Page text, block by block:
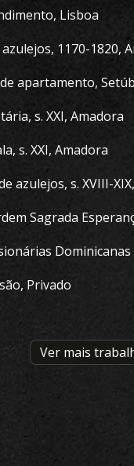
Lisboa
1170-1820,
apartamento,
s. XXI, Amadora
s. XXI, Amadora
azulejos, s. XVIII-
Sagrada
Dominicanas
Privado
Ver mais